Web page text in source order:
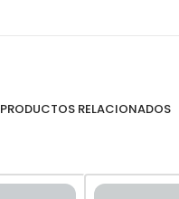
PRODUCTOS RELACIONADOS